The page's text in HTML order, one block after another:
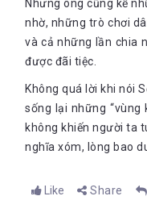
Nhưng ông cũng kể
nhờ, những trò chơi
và cả những lần chia
được đãi tiệc.
Không quá lời khi nói
sống lại những
không khiến người ta
nghĩa xóm, lòng bao
Like Share